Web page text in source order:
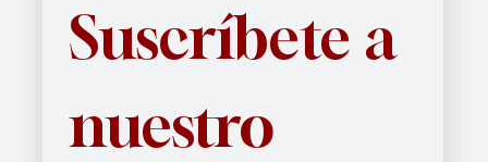
Suscríbete a
nuestro